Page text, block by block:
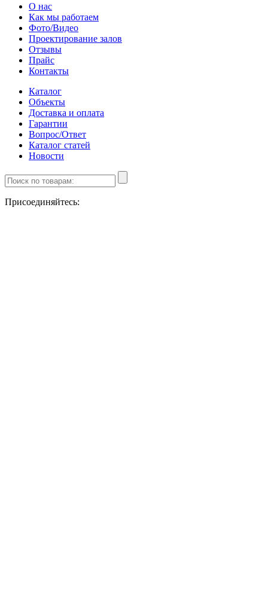
О нас
Как мы работаем
Фото/Видео
Проектирование залов
Отзывы
Прайс
Контакты
Каталог
Объекты
Доставка и оплата
Гарантии
Вопрос/Ответ
Каталог статей
Новости
Присоединяйтесь: